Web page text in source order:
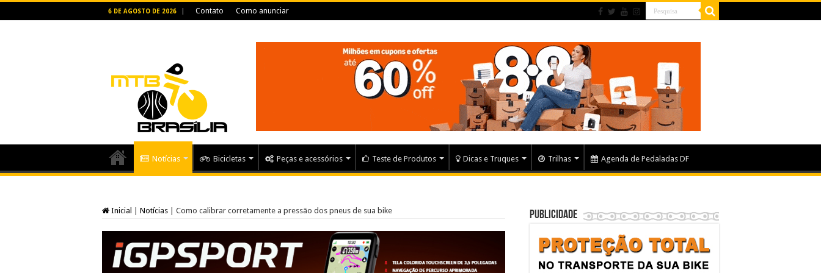
6 DE AGOSTO DE 2026 Contato Como anunciar
Notícias Bicicletas Peças e acessórios Teste de Produtos Dicas e Truques Trilhas Agenda de Pedaladas DF
Inicial Notícias Como calibrar corretamente a pressão dos pneus de sua bike Publicidade